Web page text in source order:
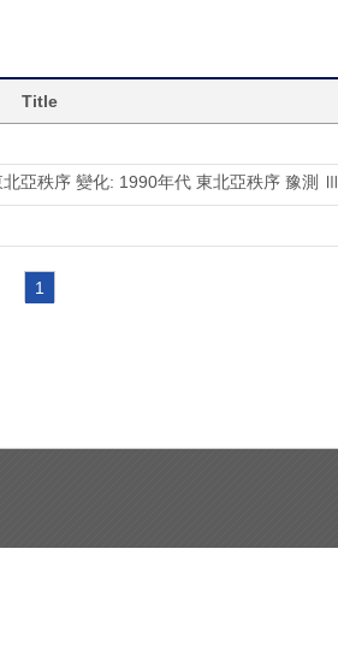
Title
亞秩序 變化: 1990年代 東北亞秩序 豫測 Ⅲ
1